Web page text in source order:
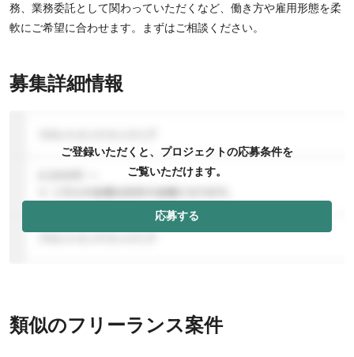
務、業務委託として関わっていただくなど、働き方や雇用形態を柔
軟にご希望に合わせます。まずはご相談ください。
募集詳細情報
ご登録いただくと、プロジェクトの応募条件を
ご覧いただけます。
応募する
類似のフリーランス案件